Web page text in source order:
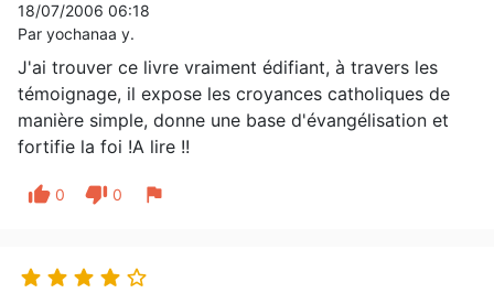
18/07/2006 06:18
Par yochanaa y.
J'ai trouver ce livre vraiment édifiant, à travers les
témoignage, il expose les croyances catholiques de
manière simple, donne une base d'évangélisation et
fortifie la foi !A lire !!
thumb_up 0 thumb_down 0 flag
    